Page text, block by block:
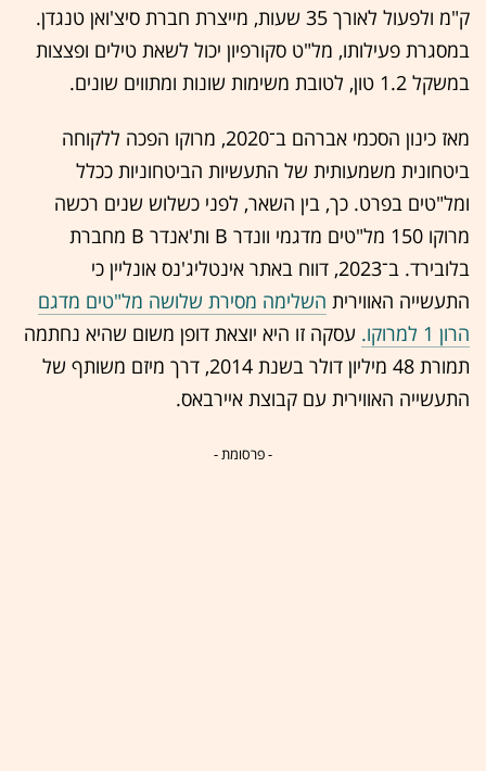
ק"מ ולפעול לאורך 35 שעות, מייצרת חברת סיצ'ואן טנגדן.
במסגרת פעילותו, מל"ט סקורפיון יכול לשאת טילים ופצצות
במשקל 1.2 טון, לטובת משימות שונות ומתווים שונים.
מאז כינון הסכמי אברהם ב־2020, מרוקו הפכה ללקוחה
ביטחונית משמעותית של התעשיות הביטחוניות ככלל
ומל"טים בפרט. כך, בין השאר, לפני כשלוש שנים רכשה
מרוקו 150 מל"טים מדגמי וונדר
B ות'אנדר B מחברת
בלובירד. ב־2023, דווח באתר אינטליג'נס אונליין כי
התעשייה האווירית השלימה מסירת שלושה מל"טים מדגם
הרון 1 למרוקו.
עסקה זו היא יוצאת דופן משום שהיא נחתמה
תמורת 48 מיליון דולר בשנת 2014, דרך מיזם משותף של
התעשייה האווירית עם קבוצת איירבאס.
- פרסומת -